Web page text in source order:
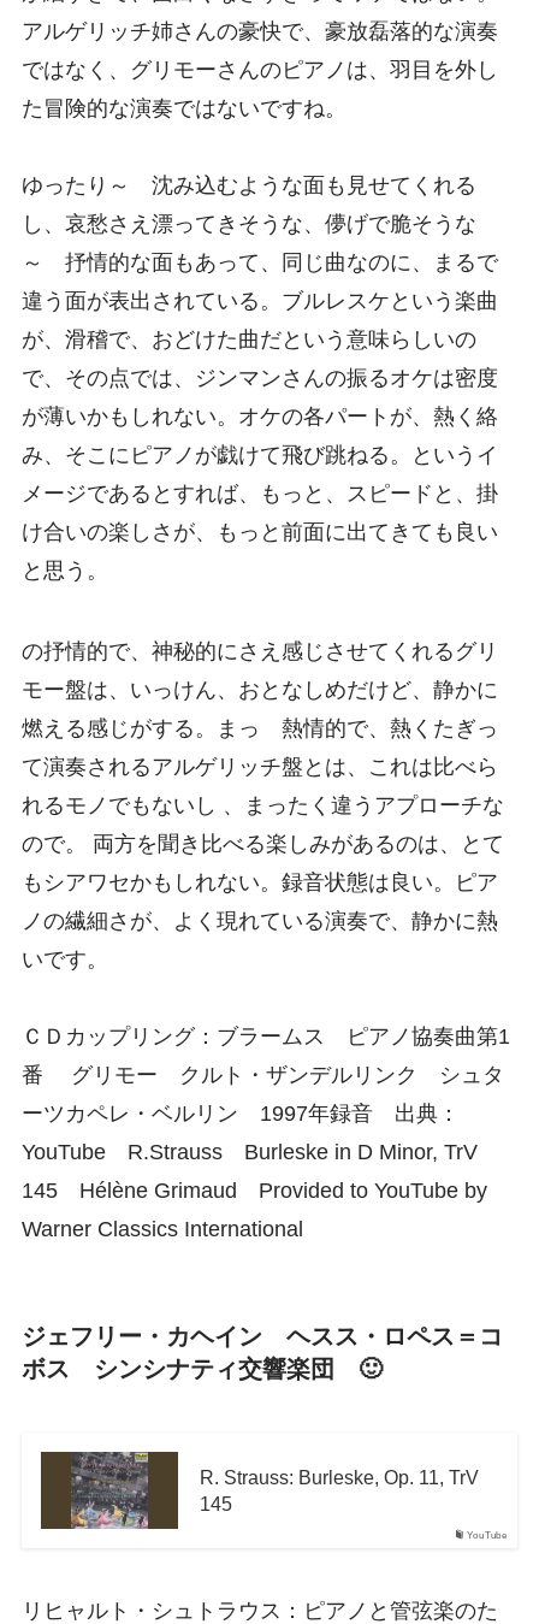
アルゲリッチ姉さんの豪快で、豪放磊落的な演奏
ではなく、グリモーさんのピアノは、羽目を外し
た冒険的な演奏ではないですね。
ゆったり～ 沈み込むような面も見せてくれる
し、哀愁さえ漂ってきそうな、儚げで脆そうな
～ 抒情的な面もあって、同じ曲なのに、まるで
違う面が表出されている。ブルレスケという楽曲
が、滑稽で、おどけた曲だという意味らしいの
で、その点では、ジンマンさんの振るオケは密度
が薄いかもしれない。オケの各パートが、熱く絡
み、そこにピアノが戯けて飛び跳ねる。というイ
メージであるとすれば、もっと、スピードと、掛
け合いの楽しさが、もっと前面に出てきても良い
と思う。
の抒情的で、神秘的にさえ感じさせてくれるグリ
モー盤は、いっけん、おとなしめだけど、静かに
燃える感じがする。まっ 熱情的で、熱くたぎっ
て演奏されるアルゲリッチ盤とは、これは比べら
れるモノでもないし 、まったく違うアプローチな
ので。 両方を聞き比べる楽しみがあるのは、とて
もシアワセかもしれない。録音状態は良い。ピア
ノの繊細さが、よく現れている演奏で、静かに熱
いです。
ＣＤカップリング：ブラームス ピアノ協奏曲第1
番 グリモー クルト・ザンデルリンク シュタ
ーツカペレ・ベルリン 1997年録音 出典：
YouTube R.Strauss Burleske in D Minor, TrV
145 Hélène Grimaud Provided to YouTube by
Warner Classics International
ジェフリー・カヘイン ヘスス・ロペス＝コ
ボス シンシナティ交響楽団 🙂
YouTube
R. Strauss: Burleske, Op. 11, TrV
145
リヒャルト・シュトラウス：ピアノと管弦楽のた